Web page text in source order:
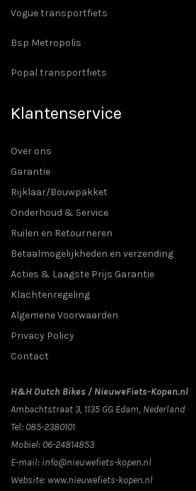
Vogue transportfiets
Bsp Metropolis
Popal transportfiets
Klantenservice
Over ons
Garantie
Rijklaar/Bouwpakket
Onderhoud & Service
Ruilen en Retourneren
Betaalmogelijkheden en verzending
Acties & Laagste Prijs Garantie
Klachtenregeling
Algemene Voorwaarden
Privacy Policy
Contact
H&H Dutch Bikes / NieuweFiets-Kopen.nl
Ambachtstraat 3, 1135 GG Edam, Nederland
Tel: 085-2380101
Mobiel: 06-24814853
E-mail: info@nieuwefiets-kopen.nl
Website: www.nieuwefiets-kopen.nl